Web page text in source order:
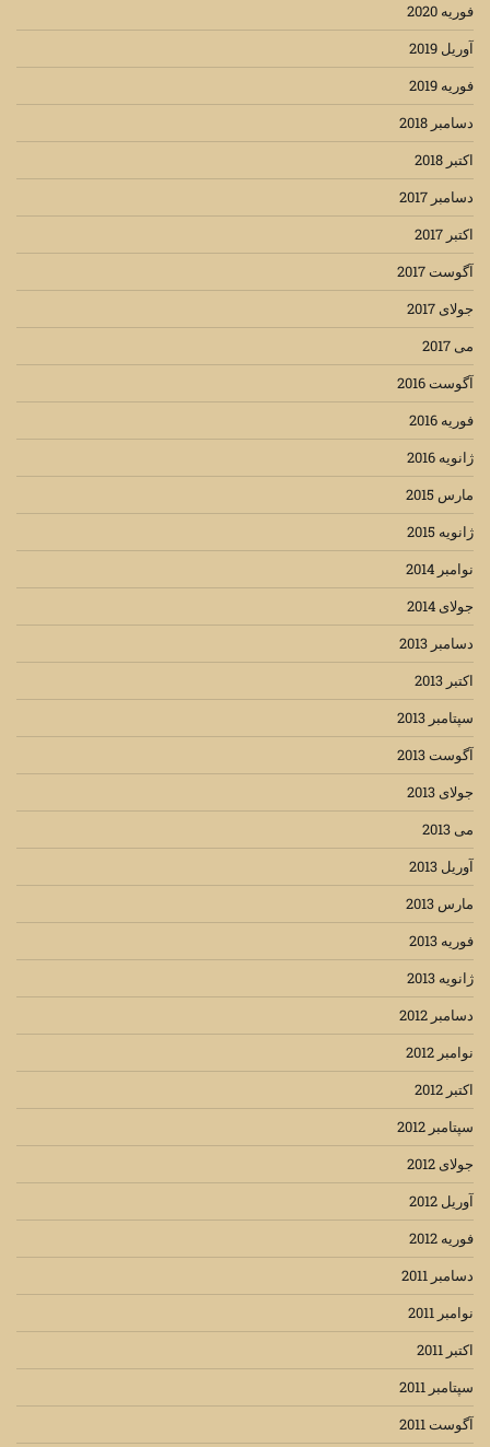
فوریه 2020
آوریل 2019
فوریه 2019
دسامبر 2018
اکتبر 2018
دسامبر 2017
اکتبر 2017
آگوست 2017
جولای 2017
می 2017
آگوست 2016
فوریه 2016
ژانویه 2016
مارس 2015
ژانویه 2015
نوامبر 2014
جولای 2014
دسامبر 2013
اکتبر 2013
سپتامبر 2013
آگوست 2013
جولای 2013
می 2013
آوریل 2013
مارس 2013
فوریه 2013
ژانویه 2013
دسامبر 2012
نوامبر 2012
اکتبر 2012
سپتامبر 2012
جولای 2012
آوریل 2012
فوریه 2012
دسامبر 2011
نوامبر 2011
اکتبر 2011
سپتامبر 2011
آگوست 2011